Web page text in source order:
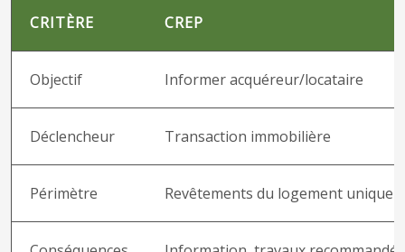
CRITÈRE CREP
Objectif Informer acquéreur/locataire
Déclencheur Transaction immobilière
Périmètre Revêtements du logement